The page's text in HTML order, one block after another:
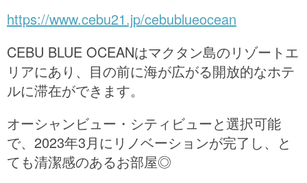
https://www.cebu21.jp/cebublueocean
CEBU BLUE OCEANはマクタン島のリゾートエ
リアにあり、目の前に海が広がる開放的なホテ
ルに滞在ができます。
オーシャンビュー・シティビューと選択可能
で、2023年3月にリノベーションが完了し、と
ても清潔感のあるお部屋◎